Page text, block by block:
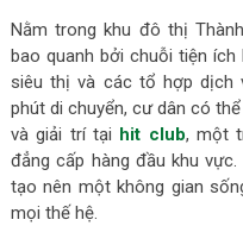
Nằm trong khu đô thị
bao quanh bởi chuỗi tiện
siêu thị và các tổ hợp dịch
phút di chuyển, cư dân có
và giải trí tại hit club, một
đẳng cấp hàng đầu khu
tạo nên một không gian
mọi thế hệ.